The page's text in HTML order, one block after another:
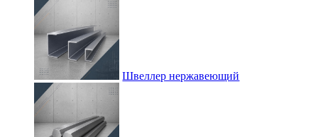
Швеллер нержавеющий